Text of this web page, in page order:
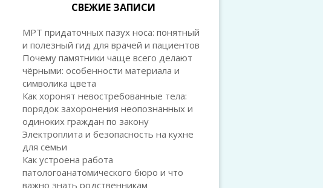
СВЕЖИЕ ЗАПИСИ
МРТ придаточных пазух носа: понятный
и полезный гид для врачей и пациентов
Почему памятники чаще всего делают
чёрными: особенности материала и
символика цвета
Как хоронят невостребованные тела:
порядок захоронения неопознанных и
одиноких граждан по закону
Электроплита и безопасность на кухне
для семьи
Как устроена работа
патологоанатомического бюро и что
важно знать родственникам